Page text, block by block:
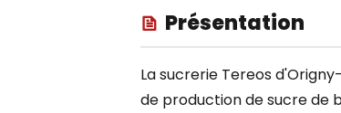
Présentation
La sucrerie Tereos
de production de sucre de